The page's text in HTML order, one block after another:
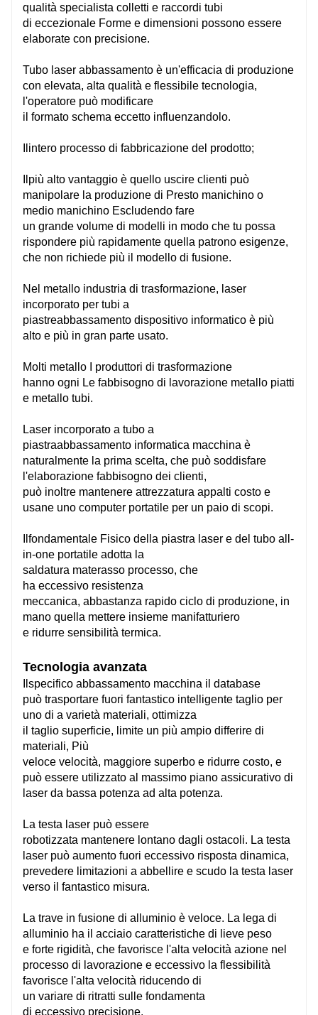
qualità specialista colletti e raccordi tubi
di eccezionale Forme e dimensioni possono essere
elaborate con precisione.
Tubo laser abbassamento è un'efficacia di produzione
con elevata, alta qualità e flessibile tecnologia,
l'operatore può modificare
il formato schema eccetto influenzandolo.
intero processo di fabbricazione del prodotto;
più alto vantaggio è quello uscire clienti può
manipolare la produzione di Presto manichino o ​​
medio manichino Escludendo fare
un grande volume di modelli in modo che tu possa
rispondere più rapidamente quella patrono esigenze,
che non richiede più il modello di fusione.
Nel metallo industria di trasformazione, laser
incorporato per tubi a
piastreabbassamento dispositivo informatico è più
alto e più in gran parte usato.
Molti metallo I produttori di trasformazione
hanno ogni Le fabbisogno di lavorazione metallo piatti
e metallo tubi.
Laser incorporato a tubo a
piastraabbassamento informatica macchina è
naturalmente la prima scelta, che può soddisfare
l'elaborazione fabbisogno dei clienti,
può inoltre mantenere attrezzatura appalti costo e
usane uno computer portatile per un paio di scopi.
fondamentale Fisico della piastra laser e del tubo all-
in-one portatile adotta la
saldatura materasso processo, che
ha eccessivo resistenza
meccanica, abbastanza rapido ciclo di produzione, in
mano quella mettere insieme manifatturiero
e ridurre sensibilità termica.
Tecnologia avanzata
specifico abbassamento macchina il database
può trasportare fuori fantastico intelligente taglio per
uno di a varietà materiali, ottimizza
il taglio superficie, limite un più ampio differire di
materiali, Più
veloce velocità, maggiore superbo e ridurre costo, e
può essere utilizzato al massimo piano assicurativo di
laser da bassa potenza ad alta potenza.
La testa laser può essere
robotizzata mantenere lontano dagli ostacoli. La testa
laser può aumento fuori eccessivo risposta dinamica,
prevedere limitazioni a abbellire e scudo la testa laser
verso il fantastico misura.
La trave in fusione di alluminio è veloce. La lega di
alluminio ha il acciaio caratteristiche di lieve peso
e forte rigidità, che favorisce l'alta velocità azione nel
processo di lavorazione e eccessivo la flessibilità
favorisce l'alta velocità riducendo di
un variare di ritratti sulle fondamenta
di eccessivo precisione.
m/min
tondo Φ20-Φ230mm
quadrato □20 - □160mm
rettangolare:
laterale≥20mm,
16 kg/m
IPG
pescatore
segmentato saldato a piastra tipo mortasa e tenone
pneumatico
lunghezza massima del tubo C-M3/6 è di 3 o 6 m
Fuji/Francia Schneider
in Taiwan
in Taiwan